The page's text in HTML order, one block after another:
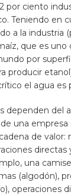
por ciento
Teniendo en
a la industria
que es
por
producir
el agua es
dependen del
de una
de valor:
directas
una
(algodón),
operaciones